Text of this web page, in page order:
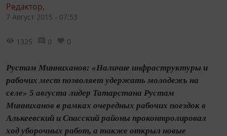
Редактор,
7 Август 2015 - 07:53
1325 0 0
Рустам Минниханов: «Наличие инфраструктуры и
рабочих мест позволяет удержать молодежь на
селе» 5 августа лидер Татарстана Рустам
Минниханов в рамках очередных рабочих поездок в
Алькеевский и Спасский районы проконтролировал
ход уборочных работ, а также открыл новые